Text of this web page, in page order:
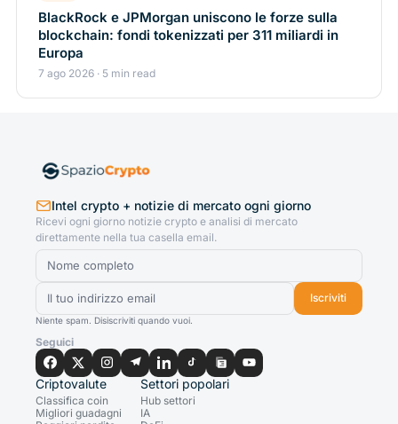
BlackRock e JPMorgan uniscono le forze sulla
blockchain: fondi tokenizzati per 311 miliardi in
Europa
7 ago 2026 · 5 min read
Intel crypto + notizie di mercato ogni giorno
Ricevi ogni giorno notizie crypto e analisi di mercato
direttamente nella tua casella email.
Iscriviti
Niente spam. Disiscriviti quando vuoi.
Seguici
Criptovalute
Classifica coin
Migliori guadagni
Settori popolari
Hub settori
IA